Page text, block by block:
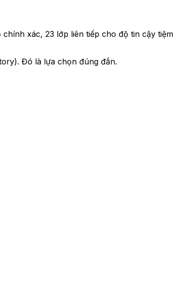
xác, 23 lớp liên tiếp cho độ tin cậy tiệm
Đó là lựa chọn đúng đắn.